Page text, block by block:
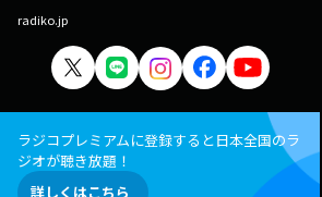
radiko.jp
ラジコプレミアムに登録すると日本全国のラ
ジオが聴き放題！
詳しくはこちら